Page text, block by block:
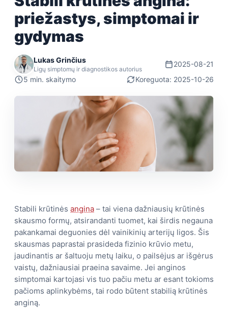
priežastys, simptomai ir
gydymas
Lukas Grinčius
Ligų simptomų ir diagnostikos autorius
2025-08-21
5 min. skaitymo
Koreguota: 2025-10-26
Stabili krūtinės angina – tai viena dažniausių krūtinės
skausmo formų, atsirandanti tuomet, kai širdis negauna
pakankamai deguonies dėl vainikinių arterijų ligos. Šis
skausmas paprastai prasideda fizinio krūvio metu,
jaudinantis ar šaltuoju metų laiku, o pailsėjus ar išgėrus
vaistų, dažniausiai praeina savaime. Jei anginos
simptomai kartojasi vis tuo pačiu metu ar esant tokioms
pačioms aplinkybėms, tai rodo būtent stabilią krūtinės
anginą.